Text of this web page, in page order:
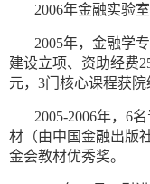
2006年金融实验
2005年，金融学
建设立项、资助经费
元，3门核心课程获院
2005-2006年，6
材（由中国金融出版
金会教材优秀奖。